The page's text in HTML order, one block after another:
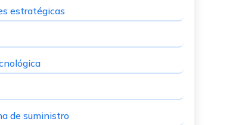
estratégicas
de suministro